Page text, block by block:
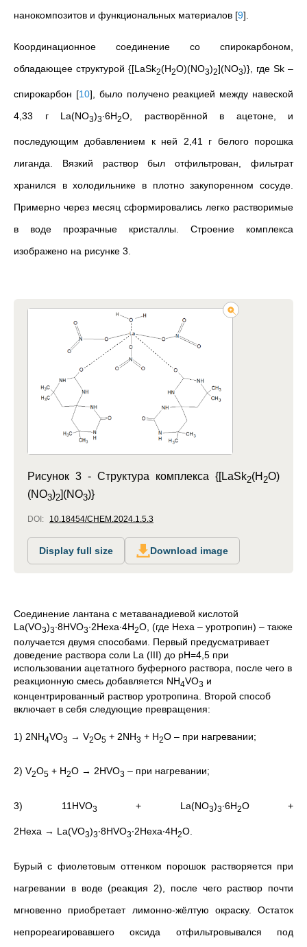
нанокомпозитов и функциональных материалов [9]
Координационное соединение со спирокарбоном,
обладающее структурой {[LaSk2(H2O)(NO3)2](NO3)}, где Sk –
спирокарбон [10] , было получено реакцией между навеской
4,33 г La(NO3)3∙6H2О, растворённой в ацетоне, и
последующим добавлением к ней 2,41 г белого порошка
лиганда. Вязкий раствор был отфильтрован, фильтрат
хранился в холодильнике в плотно закупоренном сосуде.
Примерно через месяц сформировались легко растворимые
в воде прозрачные кристаллы. Строение комплекса
изображено на рисунке 3.
Рисунок 3 - Структура комплекса {[LaSk2(H 2O)
(NO3)2](NO3)}
DOI: 10.18454/CHEM.2024.1.5.3
Display full size Download image
Соединение лантана с метаванадиевой кислотой
La(VO3)3∙8HVO3∙2Hexa∙4H2O, (где Hexa – уротропин) – также
получается двумя способами. Первый предусматривает
доведение раствора соли La (III) до рН=4,5 при
использовании ацетатного буферного раствора, после чего в
реакционную смесь добавляется NH4VO3 и
концентрированный раствор уротропина. Второй способ
включает в себя следующие превращения:
1) 2NH4VO3 → V2O5 + 2NH3 + H2O – при нагревании;
2) V2O5 + H2O → 2HVO3 – при нагревании;
3) 11HVO3 + La(NO3)3∙6H2О +
2Hexa → La(VO3)3∙8HVO3∙2Hexa∙4H2O.
Бурый с фиолетовым оттенком порошок растворяется при
нагревании в воде (реакция 2), после чего раствор почти
мгновенно приобретает лимонно-жёлтую окраску. Остаток
непрореагировавшего оксида отфильтровывался под